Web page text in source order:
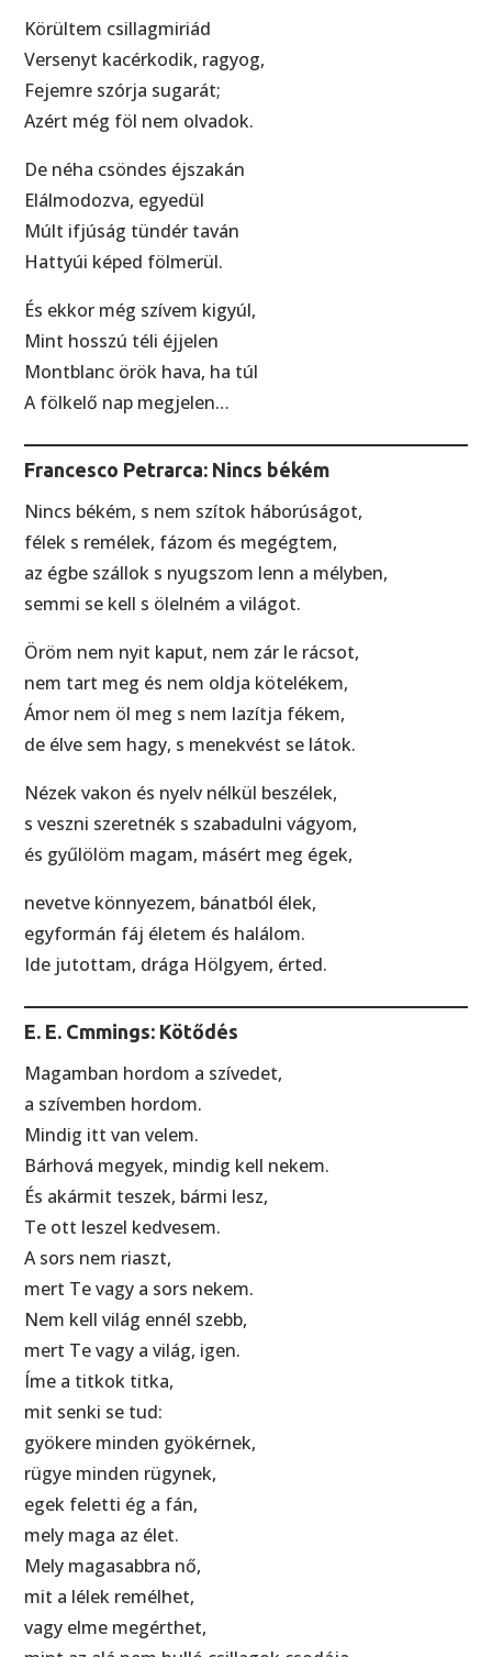
Körültem csillagmiriád
Versenyt kacérkodik, ragyog,
Fejemre szórja sugarát;
Azért még föl nem olvadok.
De néha csöndes éjszakán
Elálmodozva, egyedül
Múlt ifjúság tündér taván
Hattyúi képed fölmerül.
És ekkor még szívem kigyúl,
Mint hosszú téli éjjelen
Montblanc örök hava, ha túl
A fölkelő nap megjelen…
Francesco Petrarca: Nincs békém
Nincs békém, s nem szítok háborúságot,
félek s remélek, fázom és megégtem,
az égbe szállok s nyugszom lenn a mélyben,
semmi se kell s ölelném a világot.
Öröm nem nyit kaput, nem zár le rácsot,
nem tart meg és nem oldja kötelékem,
Ámor nem öl meg s nem lazítja fékem,
de élve sem hagy, s menekvést se látok.
Nézek vakon és nyelv nélkül beszélek,
s veszni szeretnék s szabadulni vágyom,
és gyűlölöm magam, másért meg égek,
nevetve könnyezem, bánatból élek,
egyformán fáj életem és halálom.
Ide jutottam, drága Hölgyem, érted.
E. E. Cmmings: Kötődés
Magamban hordom a szívedet,
a szívemben hordom.
Mindig itt van velem.
Bárhová megyek, mindig kell nekem.
És akármit teszek, bármi lesz,
Te ott leszel kedvesem.
A sors nem riaszt,
mert Te vagy a sors nekem.
Nem kell világ ennél szebb,
mert Te vagy a világ, igen.
Íme a titkok titka,
mit senki se tud:
gyökere minden gyökérnek,
rügye minden rügynek,
egek feletti ég a fán,
mely maga az élet.
Mely magasabbra nő,
mit a lélek remélhet,
vagy elme megérthet,